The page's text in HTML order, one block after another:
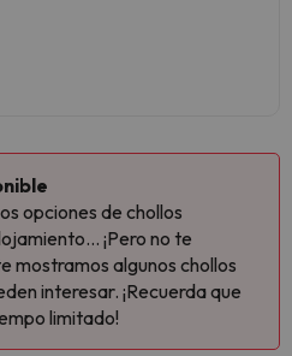
opciones de chollos
¡Pero no te
mostramos algunos chollos
interesar. ¡Recuerda que
limitado!